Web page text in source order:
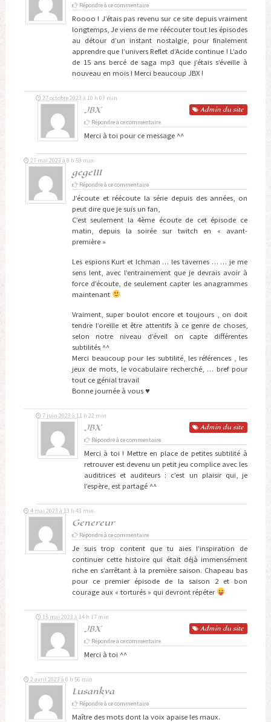
Répondre à ce commentaire
Roooo ! J’étais pas revenu sur ce site depuis vraiment
longtemps, Je viens de me réécouter tout les épisodes
au détour d’un instant nostalgie, pour finalement
apprendre que l’univers Reflet d’Acide continue ! L’ado
de 15 ans bercé de saga mp3 que j’étais s’éveille à
nouveau en mois ! Merci beaucoup JBX !
JBX Admin du site
27 octobre 2023 à 10 h 03 min
Répondre à ce commentaire
Merci à toi pour ce message ^^
gegeIII
27 mai 2023 à 8 h 59 min
Répondre à ce commentaire
J’écoute et réécoute la série depuis des années, on
peut dire que je suis un fan,
C’est seulement la 4ème écoute de cet épisode ce
matin, depuis la soirée sur twitch en « avant-
première »
Les espions Kurt et Ichman … les tavernes … … je me
sens lent, avec l’entrainement que je devrais avoir à
force d’écoute, de seulement capter les anagrammes
maintenant
Vraiment, super boulot encore et toujours , on doit
tendre l’oreille et être attentifs à ce genre de choses,
selon notre niveau d’éveil on capte différentes
subtilités ^^
Merci beaucoup pour les subtilité, les références , les
jeux de mots, le vocabulaire recherché, … bref pour
tout ce génial travail
Bonne journée à vous ♥
JBX Admin du site
7 juin 2023 à 11 h 22 min
Répondre à ce commentaire
Merci à toi ! Mettre en place de petites subtilité à
retrouver est devenu un petit jeu complice avec les
auditrices et auditeurs : c’est un plaisir qui, je
l’espère, est partagé ^^
Genereur
4 mai 2023 à 13 h 43 min
Répondre à ce commentaire
Je suis trop content que tu aies l’inspiration de
continuer cette histoire qui était déjà immensément
riche en s’arrêtant à la première saison. Chapeau bas
pour ce premier épisode de la saison 2 et bon
courage aux « torturés » qui devront répéter
JBX Admin du site
15 mai 2023 à 14 h 17 min
Répondre à ce commentaire
Merci à toi ^^
Lusankya
2 avril 2023 à 0 h 56 min
Répondre à ce commentaire
Maître des mots dont la voix apaise les maux.